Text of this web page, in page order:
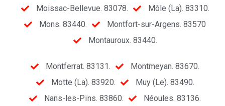
Moissac-Bellevue. 83078.
Môle (La). 83310.
Mons. 83440.
Montfort-sur-Argens. 83570
Montauroux. 83440.
Montferrat. 83131.
Montmeyan. 83670.
Motte (La). 83920.
Muy (Le). 83490.
Nans-les-Pïns. 83860.
Néoules. 83136.